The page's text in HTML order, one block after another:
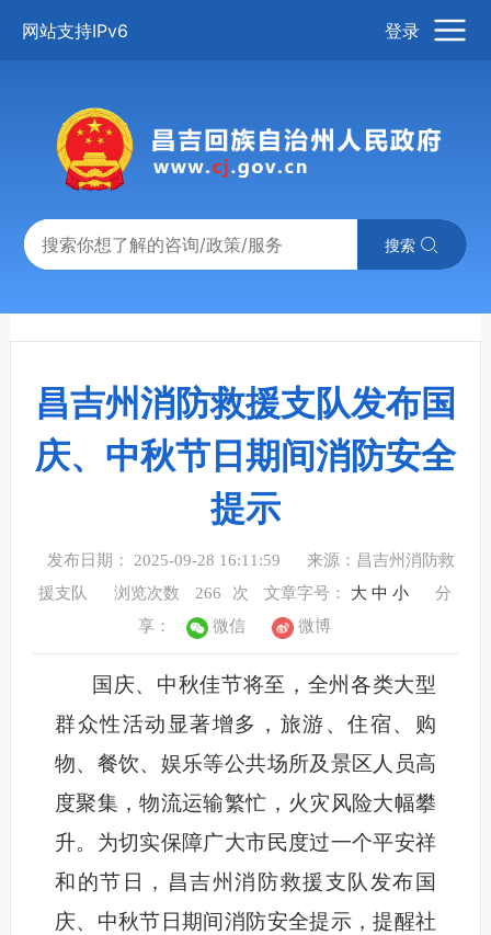
网站支持IPv6 登录
搜索
昌吉州消防救援支队发布国
庆、中秋节日期间消防安全
提示
发布日期： 2025-09-28 16:11:59
来源：昌吉州消防救
援支队
浏览次数 266 次 文章字号： 大 中 小
分
享：
微信 微博
国庆、中秋佳节将至，全州各类大型
群众性活动显著增多，旅游、住宿、购
物、餐饮、娱乐等公共场所及景区人员高
度聚集，物流运输繁忙，火灾风险大幅攀
升。为切实保障广大市民度过一个平安祥
和的节日，昌吉州消防救援支队发布国
庆、中秋节日期间消防安全提示，提醒社